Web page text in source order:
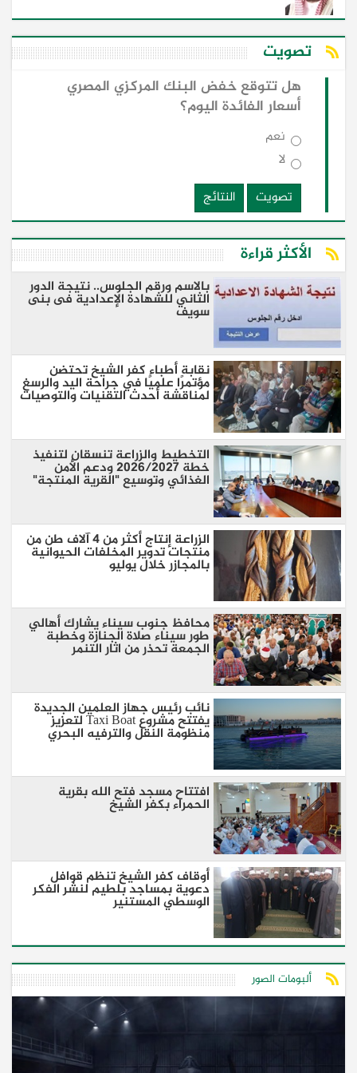
تصويت
هل تتوقع خفض البنك المركزي المصري
أسعار الفائدة اليوم؟
نعم
لا
تصويت
النتائج
الأكثر قراءة
بالاسم ورقم الجلوس.. نتيجة الدور
الثاني للشهادة الإعدادية فى بنى
سويف
نقابة أطباء كفر الشيخ تحتضن
مؤتمرًا علميًا في جراحة اليد والرسغ
لمناقشة أحدث التقنيات والتوصيات
التخطيط والزراعة تنسقان لتنفيذ
خطة 2026/2027 ودعم الأمن
الغذائي وتوسيع "القرية المنتجة"
الزراعة إنتاج أكثر من 4 آلاف طن من
منتجات تدوير المخلفات الحيوانية
بالمجازر خلال يوليو
محافظ جنوب سيناء يشارك أهالي
طور سيناء صلاة الجنازة وخطبة
الجمعة تحذر من اثار التنمر
نائب رئيس جهاز العلمين الجديدة
يفتتح مشروع Taxi Boat لتعزيز
منظومة النقل والترفيه البحري
افتتاح مسجد فتح الله بقرية
الحمراء بكفر الشيخ
أوقاف كفر الشيخ تنظم قوافل
دعوية بمساجد بلطيم لنشر الفكر
الوسطي المستنير
ألبومات الصور